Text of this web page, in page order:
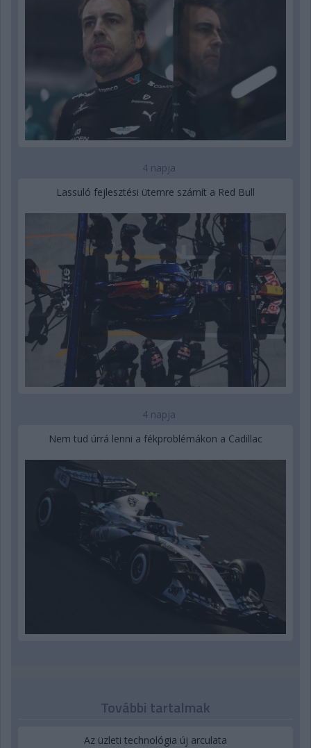
4 napja
Lassuló fejlesztési ütemre számít a Red Bull
4 napja
Nem tud úrrá lenni a fékproblémákon a Cadillac
További tartalmak
Az üzleti technológia új arculata